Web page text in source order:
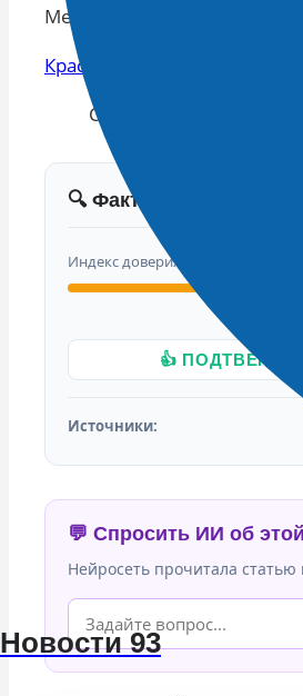
Новости 93
Местами прогнозируется
Краснодар
Смотрите Все
🔍 Фактчекинг новости
Индекс доверия
👍
Источники:
💬 Спросить ИИ об
Нейросеть прочитала статью